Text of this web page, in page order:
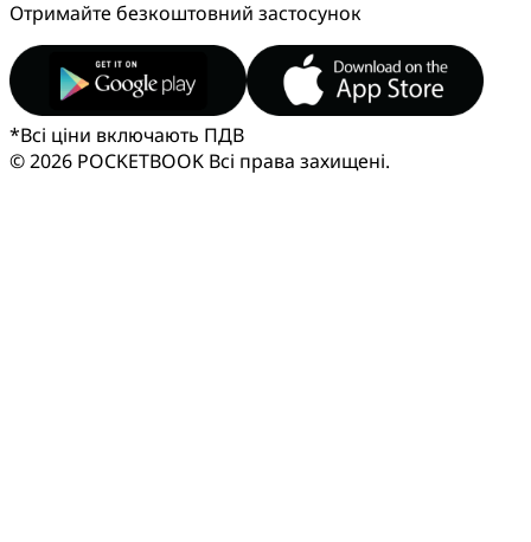
Отримайте безкоштовний застосунок
*Всі ціни включають ПДВ
© 2026 POCKETBOOK Всі права захищені.